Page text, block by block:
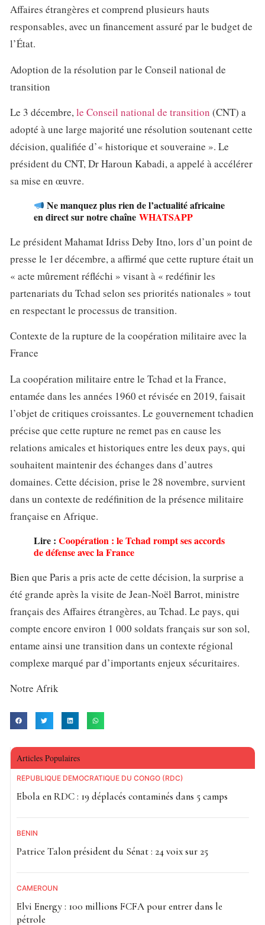
Affaires étrangères et comprend plusieurs hauts
responsables, avec un financement assuré par le budget de
l’État.
Adoption de la résolution par le Conseil national de
transition
Le 3 décembre,le Conseil national de transition (CNT) a
adopté à une large majorité une résolution soutenant cette
décision, qualifiée d’« historique et souveraine ». Le
président du CNT, Dr Haroun Kabadi, a appelé à accélérer
sa mise en œuvre.
Ne manquez plus rien de l’actualité africaine
en direct sur notre chaîne WHATSAPP
Le président Mahamat Idriss Deby Itno, lors d’un point de
presse le 1er décembre, a affirmé que cette rupture était un
« acte mûrement réfléchi » visant à « redéfinir les
partenariats du Tchad selon ses priorités nationales » tout
en respectant le processus de transition.
Contexte de la rupture de la coopération militaire avec la
France
La coopération militaire entre le Tchad et la France,
entamée dans les années 1960 et révisée en 2019, faisait
l’objet de critiques croissantes. Le gouvernement tchadien
précise que cette rupture ne remet pas en cause les
relations amicales et historiques entre les deux pays, qui
souhaitent maintenir des échanges dans d’autres
domaines. Cette décision, prise le 28 novembre, survient
dans un contexte de redéfinition de la présence militaire
française en Afrique.
Lire : Coopération : le Tchad rompt ses accords
de défense avec la France
Bien que Paris a pris acte de cette décision, la surprise a
été grande après la visite de Jean-Noël Barrot, ministre
français des Affaires étrangères, au Tchad. Le pays, qui
compte encore environ 1 000 soldats français sur son sol,
entame ainsi une transition dans un contexte régional
complexe marqué par d’importants enjeux sécuritaires.
Notre Afrik
Articles Populaires
RÉPUBLIQUE DÉMOCRATIQUE DU CONGO (RDC)
Ebola en RDC : 19 déplacés contaminés dans 5 camps
BÉNIN
Patrice Talon président du Sénat : 24 voix sur 25
CAMEROUN
Elvi Energy : 100 millions FCFA pour entrer dans le
pétrole